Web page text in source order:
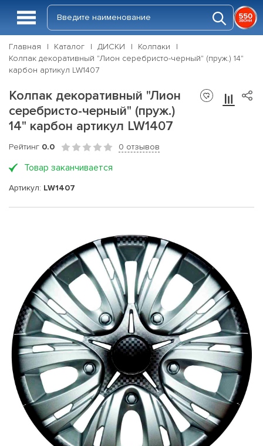
Главная Каталог ДИСКИ
Колпаки
Колпак декоративный "Лион серебристо-черный" (пруж.) 14"
карбон артикул LW1407
Колпак декоративный "Лион
серебристо-черный" (пруж.)
14" карбон артикул LW1407
Рейтинг 0.0 0 отзывов
Товар заканчивается
Артикул: LW1407